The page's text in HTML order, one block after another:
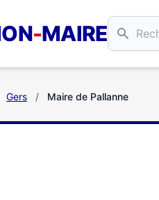
-MAIRE
Gers / Maire de Pallanne